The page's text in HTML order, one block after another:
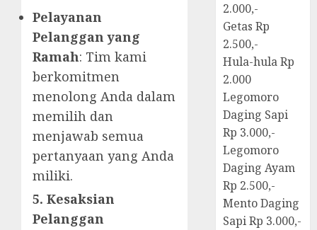
Pelayanan
Pelanggan yang
Ramah: Tim kami
berkomitmen
menolong Anda dalam
memilih dan
menjawab semua
pertanyaan yang Anda
miliki.
5. Kesaksian
Pelanggan
2.000,-
Getas Rp
2.500,-
Hula-hula Rp
2.000
Legomoro
Daging Sapi
Rp 3.000,-
Legomoro
Daging Ayam
Rp 2.500,-
Mento Daging
Sapi Rp 3.000,-